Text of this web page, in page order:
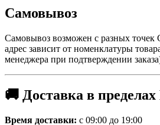
Самовывоз
Самовывоз возможен с разных
адрес зависит от номенклатуры
менеджера при подтверждении
🚚 Доставка в
Время доставки: с 09:00 до 19:00